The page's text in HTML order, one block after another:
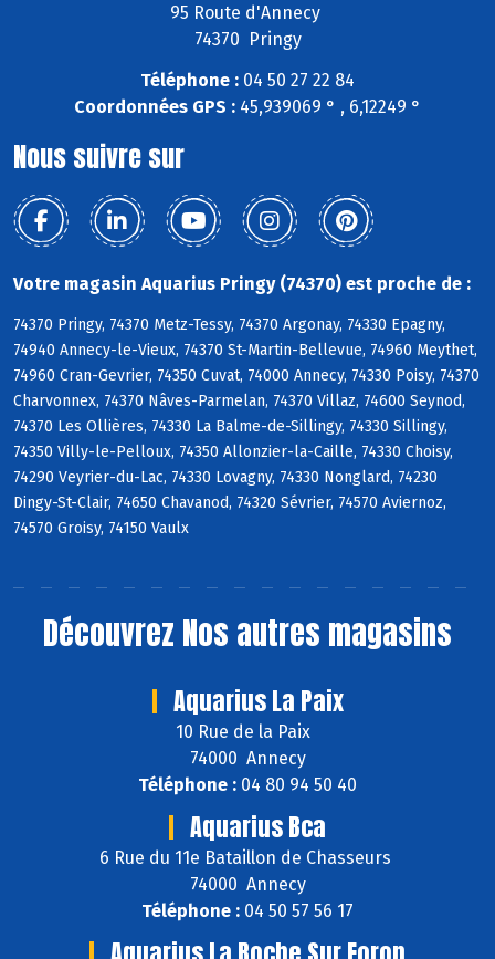
95 Route d'Annecy
74370 Pringy
Téléphone : 04 50 27 22 84
Coordonnées GPS : 45,939069 ° , 6,12249 °
Nous suivre sur
Votre magasin Aquarius Pringy (74370) est proche de :
74370 Pringy, 74370 Metz-Tessy, 74370 Argonay, 74330 Epagny,
74940 Annecy-le-Vieux, 74370 St-Martin-Bellevue, 74960 Meythet,
74960 Cran-Gevrier, 74350 Cuvat, 74000 Annecy, 74330 Poisy, 74370
Charvonnex, 74370 Nâves-Parmelan, 74370 Villaz, 74600 Seynod,
74370 Les Ollières, 74330 La Balme-de-Sillingy, 74330 Sillingy,
74350 Villy-le-Pelloux, 74350 Allonzier-la-Caille, 74330 Choisy,
74290 Veyrier-du-Lac, 74330 Lovagny, 74330 Nonglard, 74230
Dingy-St-Clair, 74650 Chavanod, 74320 Sévrier, 74570 Aviernoz,
74570 Groisy, 74150 Vaulx
Découvrez Nos autres magasins
Aquarius La Paix
10 Rue de la Paix
74000 Annecy
Téléphone : 04 80 94 50 40
Aquarius Bca
6 Rue du 11e Bataillon de Chasseurs
74000 Annecy
Téléphone : 04 50 57 56 17